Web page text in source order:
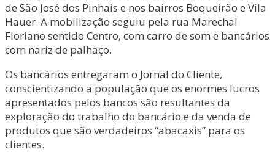
de São José dos Pinhais e nos bairros Boqueirão e Vila
Hauer. A mobilização seguiu pela rua Marechal
Floriano sentido Centro, com carro de som e bancários
com nariz de palhaço.
Os bancários entregaram o Jornal do Cliente,
conscientizando a população que os enormes lucros
apresentados pelos bancos são resultantes da
exploração do trabalho do bancário e da venda de
produtos que são verdadeiros “abacaxis” para os
clientes.